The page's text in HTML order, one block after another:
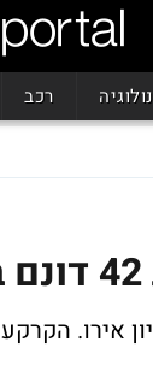
רכב